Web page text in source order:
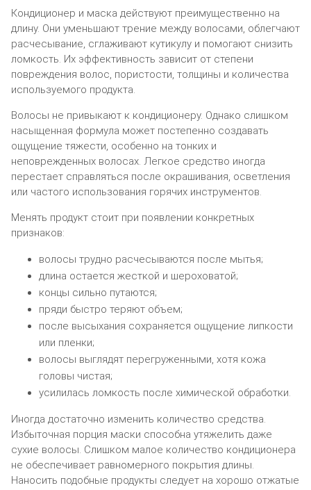
Кондиционер и маска действуют преимущественно на
длину. Они уменьшают трение между волосами, облегчают
расчесывание, сглаживают кутикулу и помогают снизить
ломкость. Их эффективность зависит от степени
повреждения волос, пористости, толщины и количества
используемого продукта.
Волосы не привыкают к кондиционеру. Однако слишком
насыщенная формула может постепенно создавать
ощущение тяжести, особенно на тонких и
неповрежденных волосах. Легкое средство иногда
перестает справляться после окрашивания, осветления
или частого использования горячих инструментов.
Менять продукт стоит при появлении конкретных
признаков:
волосы трудно расчесываются после мытья;
длина остается жесткой и шероховатой;
концы сильно путаются;
пряди быстро теряют объем;
после высыхания сохраняется ощущение липкости
или пленки;
волосы выглядят перегруженными, хотя кожа
головы чистая;
усилилась ломкость после химической обработки.
Иногда достаточно изменить количество средства.
Избыточная порция маски способна утяжелить даже
сухие волосы. Слишком малое количество кондиционера
не обеспечивает равномерного покрытия длины.
Наносить подобные продукты следует на хорошо отжатые